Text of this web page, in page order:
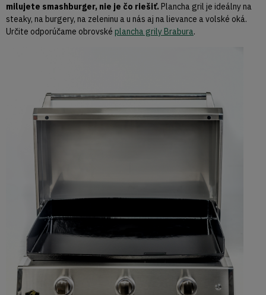
milujete smashburger, nie je čo riešiť. Plancha gril je ideálny na
steaky, na burgery, na zeleninu a u nás aj na lievance a volské oká.
Určite odporúčame obrovské plancha grily Brabura.